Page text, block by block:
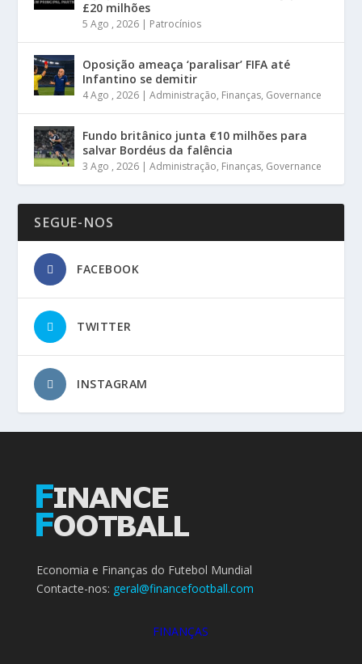
£20 milhões
5 Ago , 2026 | Patrocínios
Oposição ameaça ‘paralisar’ FIFA até
Infantino se demitir
4 Ago , 2026 |Administração, Finanças, Governance
Fundo britânico junta €10 milhões para
salvar Bordéus da falência
3 Ago , 2026 |Administração, Finanças, Governance
SEGUE-NOS
FACEBOOK
TWITTER
INSTAGRAM
Economia e Finanças do Futebol Mundial
Contacte-nos: geral@financefootball.com
FINANÇAS